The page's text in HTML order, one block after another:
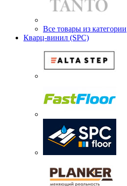
Все товары из категории
Кварц-винил (SPC)